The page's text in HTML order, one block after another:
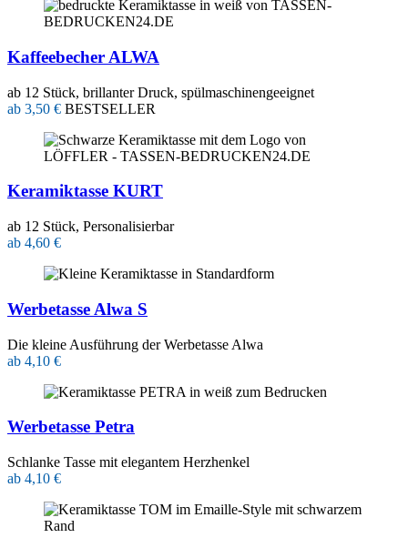
Kaffeebecher ALWA
ab 12 Stück, brillanter Druck, spülmaschinengeeignet
ab 3,50 € BESTSELLER
Keramiktasse KURT
ab 12 Stück, Personalisierbar
ab 4,60 €
Werbetasse Alwa S
Die kleine Ausführung der Werbetasse Alwa
ab 4,10 €
Werbetasse Petra
Schlanke Tasse mit elegantem Herzhenkel
ab 4,10 €